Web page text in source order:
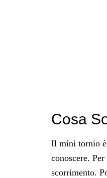
Cosa
Il mini tornio è
conoscere.
scorrimento.